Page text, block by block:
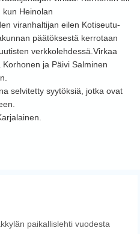
kun Heinolan
viranhaltijan eilen Kotiseutu-
päätöksestä kerrotaan
verkkolehdessä. Virkaa
ja Päivi Salminen
selvitetty syytöksiä, jotka ovat
paikallislehti vuodesta